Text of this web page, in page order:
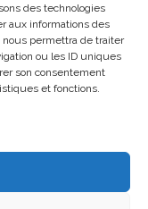
des technologies
aux informations des
nous permettra de traiter
ou les ID uniques
son consentement
et fonctions.
conseil